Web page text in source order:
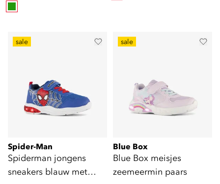
sale
Spider-Man
Spiderman jongens
sneakers blauw met
sale
Blue Box
Blue Box meisjes
zeemeermin paars